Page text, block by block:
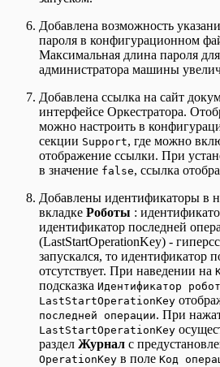
Добавлена возможность
пароля в конфигурационном
Максимальная длина пароля
администратора машины
Добавлена ссылка на сайт
интерфейсе Оркестратора.
можно настроить в
секции Support, где можно
отображение ссылки. При
в значение false, ссылка
Добавлены идентификаторы в
вкладке Роботы :
идентификатор последней
(LastStartOperationKey) -
запускался, то идентификатор
отсутствует. При наведении на
подсказка Идентификатор
LastStartOperationKey
последней операции. При
LastStartOperationKey
раздел Журнал с
OperationKey в поле Код